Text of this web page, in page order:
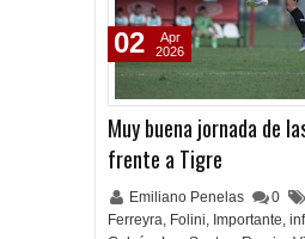
Muy buena jornada de
frente a Tigre
Emiliano Penelas 0
Ferreyra, Folini, Importante,
02
Apr
2026